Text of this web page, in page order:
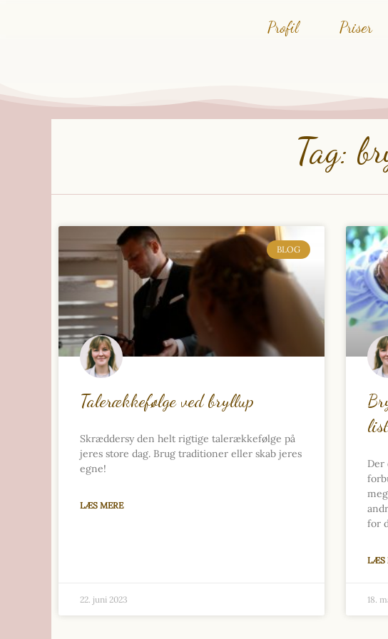
Profil Priser
Tag:
BLOG
Talerækkefølge ved bryllup
Skræddersy den helt rigtige talerækkefølge på
jeres store dag. Brug traditioner eller skab jeres
egne!
LÆS MERE
22. juni 2023
Der
for
LÆS
18.